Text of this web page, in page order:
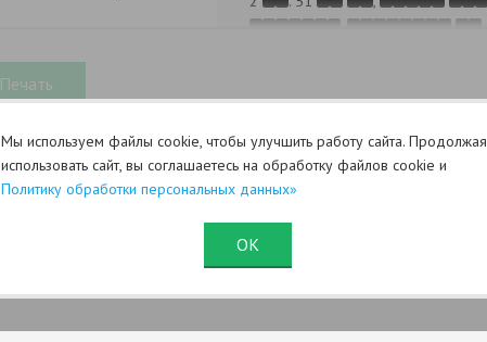
,
15.11.1997 N 143-
Мы используем файлы cookie, чтобы улучшить работу сайта. Продолжая
использовать сайт, вы соглашаетесь на обработку файлов cookie и
Политику обработки персональных данных»
ОК